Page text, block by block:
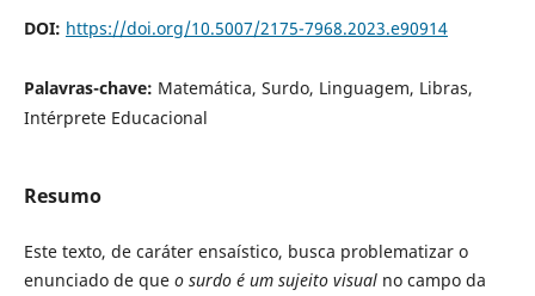
DOI: https://doi.org/10.5007/2175-7968.2023.e90914
Palavras-chave: Matemática, Surdo, Linguagem, Libras,
Intérprete Educacional
Resumo
Este texto, de caráter ensaístico, busca problematizar o
enunciado de que o surdo é um sujeito visualno campo da